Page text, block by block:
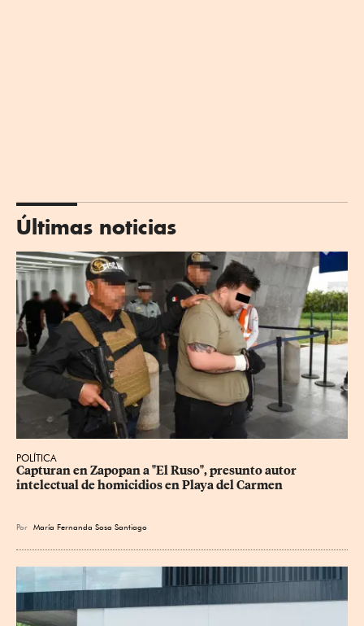
Últimas noticias
POLÍTICA
Capturan en Zapopan a "El Ruso", presunto autor
intelectual de homicidios en Playa del Carmen
Por María Fernanda Sosa Santiago